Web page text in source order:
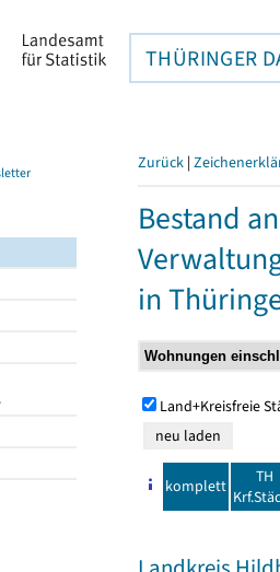
THÜRINGER
Zurück |
Bestand
in
Land+Kreisfreie
komplett
TH